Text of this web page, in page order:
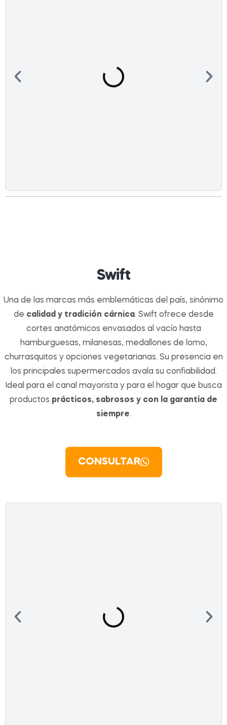
Swift
Una de las marcas más emblemáticas del país, sinónimo
de calidad y tradición cárnica. Swift ofrece desde
cortes anatómicos envasados al vacío hasta
hamburguesas, milanesas, medallones de lomo,
churrasquitos y opciones vegetarianas. Su presencia en
los principales supermercados avala su confiabilidad.
Ideal para el canal mayorista y para el hogar que busca
productos prácticos, sabrosos y con la garantía de
siempre.
CONSULTAR